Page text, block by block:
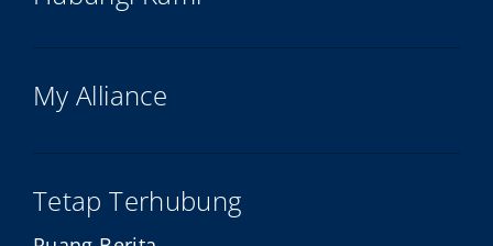
My Alliance
Tetap Terhubung